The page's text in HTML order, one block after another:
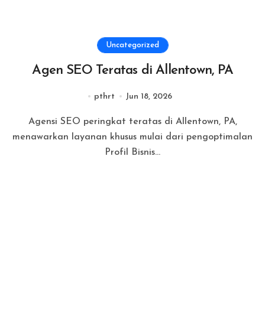
Uncategorized
Agen SEO Teratas di Allentown, PA
pthrt Jun 18, 2026
Agensi SEO peringkat teratas di Allentown, PA,
menawarkan layanan khusus mulai dari pengoptimalan
Profil Bisnis...